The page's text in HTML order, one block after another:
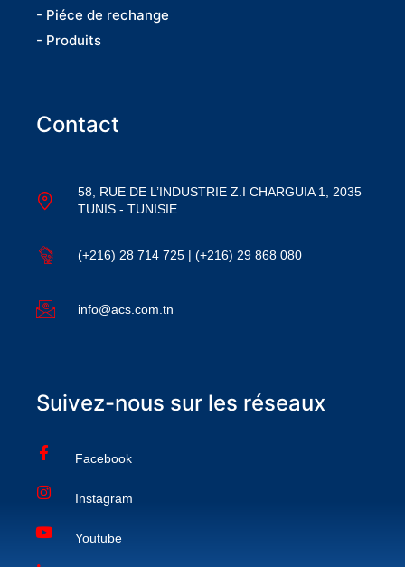
- Piéce de rechange
- Produits
Contact
58, RUE DE L’INDUSTRIE Z.I CHARGUIA 1, 2035
TUNIS - TUNISIE
(+216) 28 714 725 | (+216) 29 868 080
info@acs.com.tn
Suivez-nous sur les réseaux
Facebook
Instagram
Youtube